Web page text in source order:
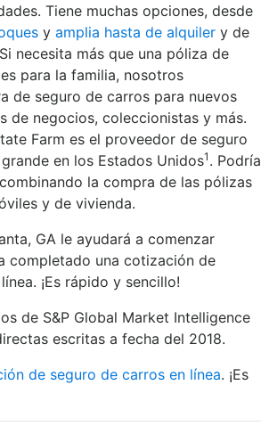
Tiene muchas opciones, desde
y amplia hasta de alquiler y de
necesita más que una póliza de
para la familia, nosotros
de seguro de carros para nuevos
de negocios, coleccionistas y más.
Farm es el proveedor de seguro
en los Estados Unidos1 . Podría
la compra de las pólizas
y de vivienda.
GA le ayudará a comenzar
completado una cotización de
¡Es rápido y sencillo!
de S&P Global Market Intelligence
escritas a fecha del 2018.
de seguro de carros en línea. ¡Es